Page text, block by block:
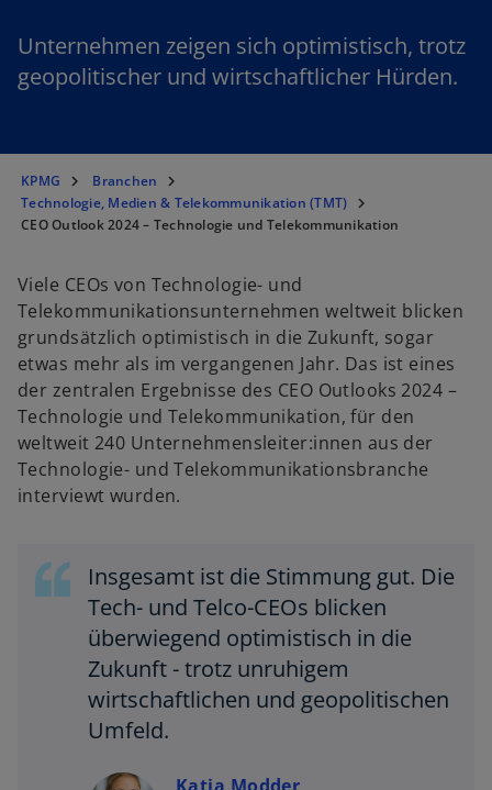
Unternehmen zeigen sich optimistisch, trotz
geopolitischer und wirtschaftlicher Hürden.
KPMG
Branchen
Technologie, Medien & Telekommunikation (TMT)
CEO Outlook 2024 – Technologie und Telekommunikation
Viele CEOs von Technologie- und
Telekommunikationsunternehmen weltweit blicken
grundsätzlich optimistisch in die Zukunft, sogar
etwas mehr als im vergangenen Jahr. Das ist eines
der zentralen Ergebnisse des CEO Outlooks 2024 –
Technologie und Telekommunikation, für den
weltweit 240 Unternehmensleiter:innen aus der
Technologie- und Telekommunikationsbranche
interviewt wurden.
Insgesamt ist die Stimmung gut. Die
Tech- und Telco-CEOs blicken
überwiegend optimistisch in die
Zukunft - trotz unruhigem
wirtschaftlichen und geopolitischen
Umfeld.